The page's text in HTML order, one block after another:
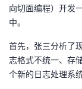
子
直
的
动
我
关
我
的
我
向切面编程）开发
中。
首先，张三分析了
志格式不统一、存
个新的日志处理系统